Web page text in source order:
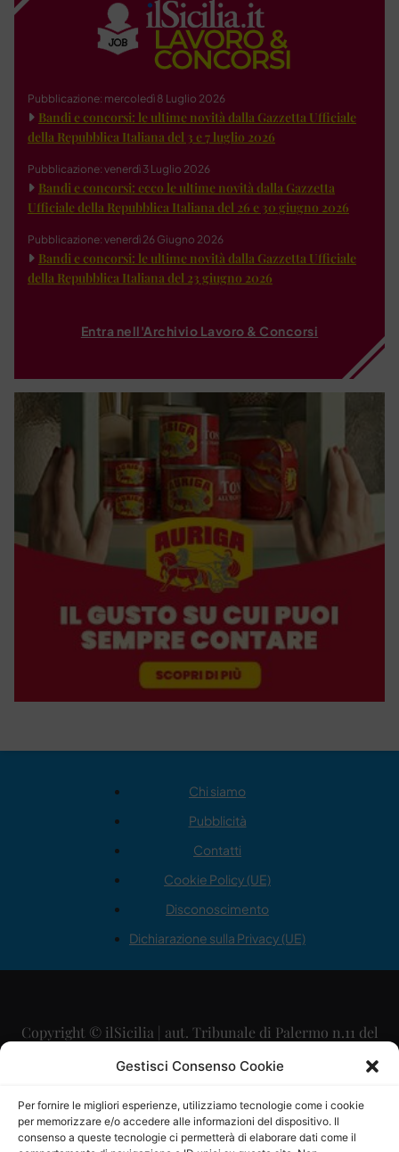
Gestisci Consenso Cookie
Per fornire le migliori esperienze, utilizziamo tecnologie come i cookie
per memorizzare e/o accedere alle informazioni del dispositivo. Il
consenso a queste tecnologie ci permetterà di elaborare dati come il
Pubblicazione: mercoledì 8 Luglio 2026
Bandi e concorsi: le ultime novità dalla Gazzetta Ufficiale
della Repubblica Italiana del 3 e 7 luglio 2026
Pubblicazione: venerdì 3 Luglio 2026
Bandi e concorsi: ecco le ultime novità dalla Gazzetta
Ufficiale della Repubblica Italiana del 26 e 30 giugno 2026
Pubblicazione: venerdì 26 Giugno 2026
Bandi e concorsi: le ultime novità dalla Gazzetta Ufficiale
della Repubblica Italiana del 23 giugno 2026
Entra nell'Archivio Lavoro & Concorsi
Chi siamo
Pubblicità
Contatti
Cookie Policy (UE)
Disconoscimento
Dichiarazione sulla Privacy (UE)
Copyright © ilSicilia | aut. Tribunale di Palermo n.11 del
29/09/2015
Direttore Editoriale: Maurizio Scaglione